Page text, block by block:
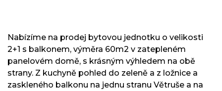
Nabízíme na prodej bytovou jednotku o velikosti
2+1 s balkonem, výměra 60m2 v zatepleném
panelovém domě, s krásným výhledem na obě
strany. Z kuchyně pohled do zeleně a z ložnice a
zaskleného balkonu na jednu stranu Větruše a na